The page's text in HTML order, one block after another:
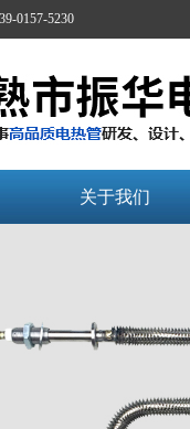
0157-5230
关于我们